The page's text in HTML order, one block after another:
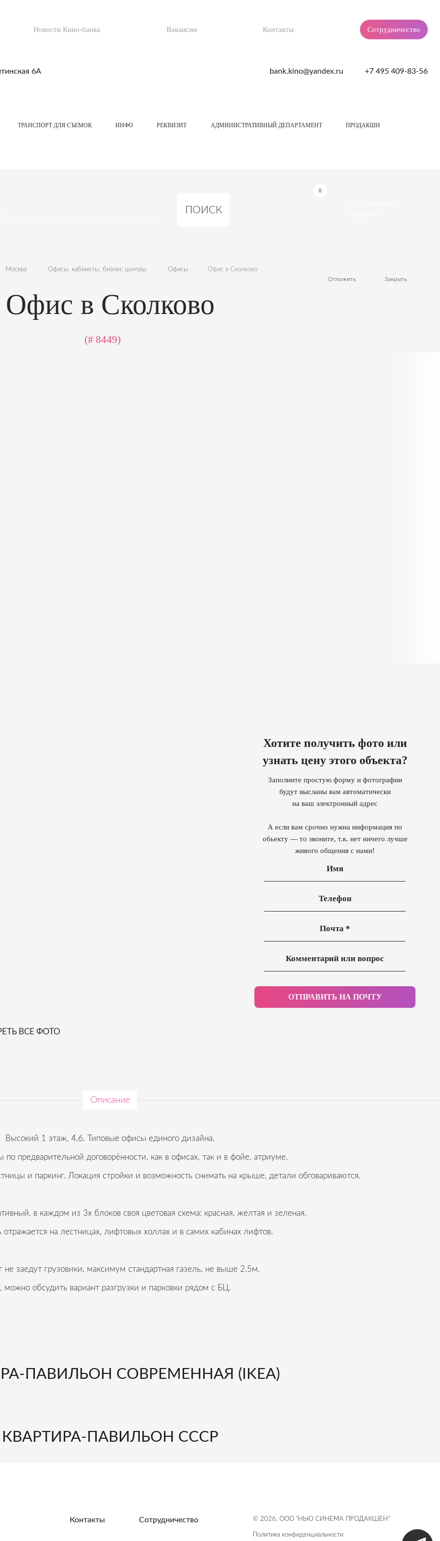
Новости Кино-банка Вакансии Контакты Сотрудничество
6А bank.kino@yandex.ru +7 495 409-83-56
ТРАНСПОРТ ДЛЯ СЪЕМОК ИНФО РЕКВИЗИТ АДМИНИСТРАТИВНЫЙ ДЕПАРТАМЕНТ ПРОДАКШН
0
Москва Офисы, кабинеты, бизнес центры Офисы Офис в Сколково
Офис в Сколково
(# 8449)
Закрыть
Отложить
ВСЕ ФОТО
Хотите получить фото или
узнать цену этого объекта?
Заполните простую форму и фотографии
будут высланы вам автоматически
на ваш электронный адрес
А если вам срочно нужна информация по
обьекту — то звоните, т.к. нет ничего лучше
живого общения с нами!
ОТПРАВИТЬ НА ПОЧТУ
Описание
Высокий 1 этаж, 4,6. Типовые офисы единого дизайна.
предварительной договорённости, как в офисах, так и в фойе, атриуме.
и паркинг. Локация стройки и возможность снимать на крыше, детали обговариваются.
в каждом из 3х блоков своя цветовая схема: красная, желтая и зеленая.
на лестницах, лифтовых холлах и в самих кабинах лифтов.
не заедут грузовики, максимум стандартная газель, не выше 2.5м.
можно обсудить вариант разгрузки и парковки рядом с БЦ.
ПАВИЛЬОН СОВРЕМЕННАЯ (IKEA)
КВАРТИРА-ПАВИЛЬОН СССР
Контакты Сотрудничество © 2026, ООО "НЬЮ СИНЕМА ПРОДАКШЕН"
Политика конфиденциальности